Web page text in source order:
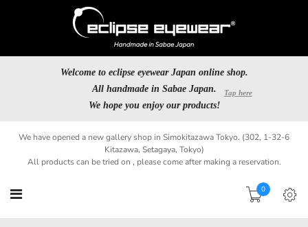
Welcome to eclipse eyewear Japan online shop.
All handmade in Sabae Japan.
We hope you enjoy our products!
We have opened a new gallery shop in Simokitazawa Tokyo. (302, 1-32-6
Kitazawa, Setagaya, Tokyo)
All products can be tried on , please come after making a reservation.
0